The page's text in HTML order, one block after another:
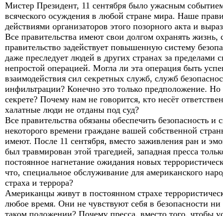
Мистер Президент, 11 сентября было ужасным
всяческого осуждения в любой стране мира. Наше
действиями организаторов этого позорного акта и
Все правительства имеют свои долгом охранять
правительство задействует повышенную систему
даже преследует людей в других странах за
непростой операцией. Могла ли эта операция быть
взаимодействия сил секретных служб, служб
инфильтрации? Конечно это только предположение.
секрете? Почему нам не говорится, кто несёт
халатные люди не отданы под суд?
Все правительства обязаны обеспечить безопасность
некоторого времени граждане вашей собственной
имеют. После 11 сентября, вместо заживления ран и
был травмирован этой трагедией, западная пресса
постоянное нагнетание ожидания новых
что, специальное обслуживание для американского
страха и террора?
Американцы живут в постоянном страхе
любое время. Они не чувствуют себя в безопасности
таком положении? Почему пресса, вместо того, чтобы